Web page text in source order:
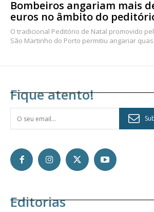
Bombeiros angariam mais
euros no âmbito do
O tradicional Peditório de Natal promovido
São Martinho do Porto permitiu angariar
Fique atento!
Editorias